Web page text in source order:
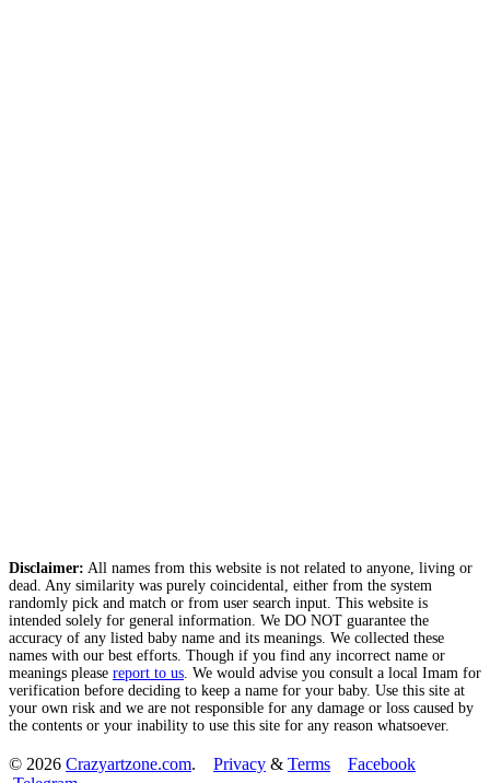
Disclaimer: All names from this website is not related to anyone, living or
dead. Any similarity was purely coincidental, either from the system
randomly pick and match or from user search input. This website is
intended solely for general information. We DO NOT guarantee the
accuracy of any listed baby name and its meanings. We collected these
names with our best efforts. Though if you find any incorrect name or
meanings please report to us . We would advise you consult a local Imam for
verification before deciding to keep a name for your baby. Use this site at
your own risk and we are not responsible for any damage or loss caused by
the contents or your inability to use this site for any reason whatsoever.
© 2026 Crazyartzone.com. Privacy & Terms
Facebook